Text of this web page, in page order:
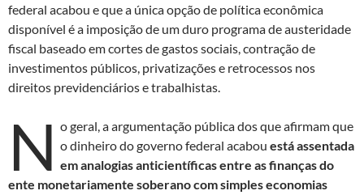
federal acabou e que a única opção de política econômica
disponível é a imposição de um duro programa de austeridade
fiscal baseado em cortes de gastos sociais, contração de
investimentos públicos, privatizações e retrocessos nos
direitos previdenciários e trabalhistas.
N o geral, a argumentação pública dos que afirmam que
o dinheiro do governo federal acabou está assentada
em analogias anticientíficas entre as finanças do
ente monetariamente soberano com simples economias